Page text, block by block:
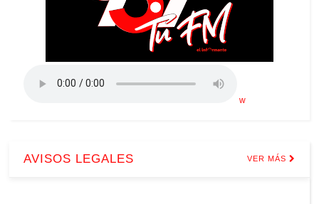
w
AVISOS LEGALES VER MÁS